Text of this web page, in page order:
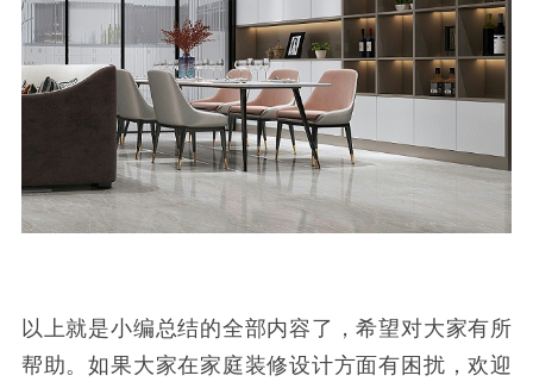
以上就是小编总结的全部内容了，希望对大家有所
帮助。如果大家在家庭装修设计方面有困扰，欢迎